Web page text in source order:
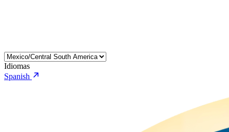
Idiomas
Spanish